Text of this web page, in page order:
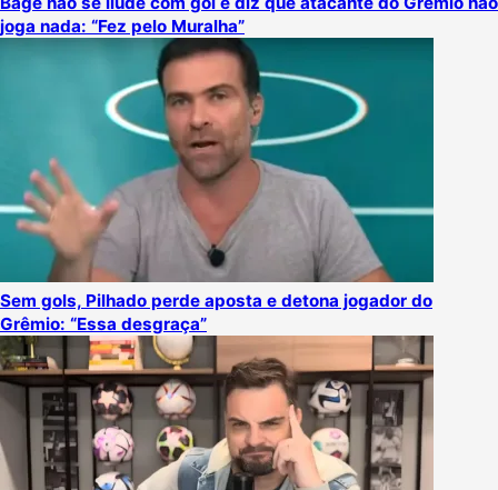
joga nada: “Fez pelo Muralha”
Sem gols, Pilhado perde aposta e detona jogador do
Grêmio: “Essa desgraça”